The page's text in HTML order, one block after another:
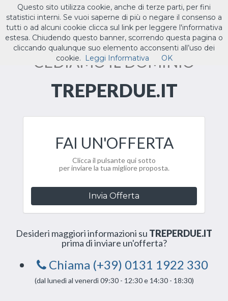
Toggle
ILTUO.IT
CEDIAMO IL DOMINIO
TREPERDUE.IT
FAI UN'OFFERTA
Clicca il pulsante qui sotto
per inviare la tua migliore proposta.
Invia Offerta
Desideri maggiori informazioni su TREPERDUE.IT
prima di inviare un'offerta?
Chiama (+39) 0131 1922 330
(dal lunedì al venerdì 09:30 - 12:30 e 14:30 - 18:30)
Questo sito utilizza cookie, anche di terze parti, per fini
statistici interni. Se vuoi saperne di più o negare il consenso a
tutti o ad alcuni cookie clicca sul link per leggere l'informativa
estesa. Chiudendo questo banner, scorrendo questa pagina o
cliccando qualunque suo elemento acconsenti all’uso dei
cookie.
Leggi Informativa OK